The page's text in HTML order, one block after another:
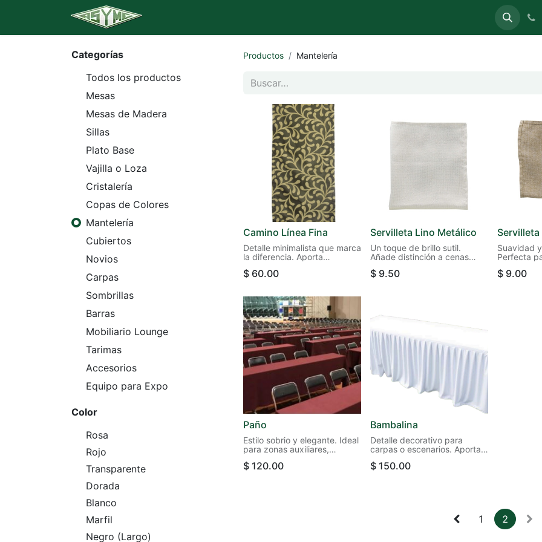
Categorías
Todos los productos
Mesas
Mesas de Madera
Sillas
Plato Base
Vajilla o Loza
Cristalería
Copas de Colores
Mantelería
Cubiertos
Novios
Carpas
Sombrillas
Barras
Mobiliario Lounge
Tarimas
Accesorios
Equipo para Expo
Color
Rosa
Rojo
Transparente
Dorada
Blanco
Marfil
Negro (Largo)
Productos Mantelería
Camino Línea Fina
Detalle minimalista que marca
la diferencia. Aporta
sofisticación.
$ 60.00
Servilleta Lino Metálico
Un toque de brillo sutil.
Añade distinción a cenas
nocturnas.
$ 9.50
Servilleta
Suavidad
Perfecta
$ 9.00
Paño
Estilo sobrio y elegante. Ideal
para zonas auxiliares,
montajes institucionales.
$ 120.00
Bambalina
Detalle decorativo para
carpas o escenarios. Aporta
eventos formales.
$ 150.00
1 2